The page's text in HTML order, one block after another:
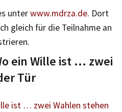
unterwww.mdrza.de. Dort
gleich für die Teilnahme an
ein Wille ist … zwei
Tür
ist … zwei Wahlen stehen